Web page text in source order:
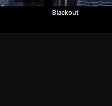
Blackout